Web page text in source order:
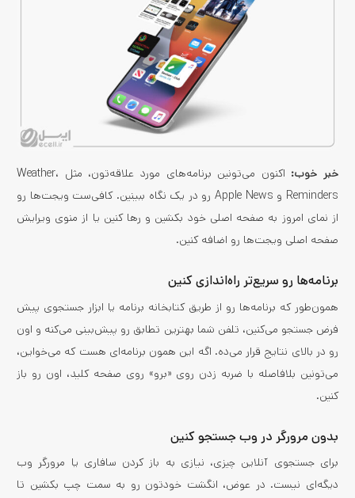
خبر خوب:
اکنون می‌تونین برنامه‌های مورد علاقه‌تون، مثل Weather،
Reminders و Apple News رو در یک نگاه ببینین. کافی‌ست ویجت‌ها رو
از نمای امروز به صفحه اصلی خود بکشین و رها کنین یا از منوی ویرایش
صفحه اصلی ویجت‌ها رو اضافه کنین.
برنامه‌ها رو سریع‌تر راه‌اندازی کنین
همون‌طور که برنامه‌ها رو از طریق کتابخانه برنامه یا ابزار جستجوی پیش
فرض جستجو می‌کنین، تلفن شما بهترین تطابق رو پیش‌بینی می‌کنه و اون
رو در بالای نتایج قرار می‌ده. اگه این همون برنامه‌ای هست که می‌خواین،
می‌تونین بلافاصله با ضربه زدن روی «برو» روی صفحه کلید، اون رو باز
کنین.
بدون مرورگر در وب جستجو کنین
برای جستجوی آنلاین چیزی، نیازی به باز کردن سافاری یا مرورگر وب
دیگه‌ای نیست. در عوض، انگشت خودتون رو به سمت چپ بکشین تا